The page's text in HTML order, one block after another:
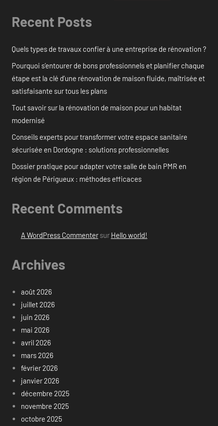
Recent Posts
Quels types de travaux confier à une entreprise de rénovation ?
Pourquoi s’entourer de bons professionnels et planifier chaque
étape est la clé d’une rénovation de maison fluide, maîtrisée et
satisfaisante sur tous les plans
Tout savoir sur la rénovation de maison pour un habitat
modernisé
Conseils experts pour transformer votre espace sanitaire
sécurisée en Dordogne : solutions professionnelles
Dossier pratique pour adapter votre salle de bain PMR en
région de Périgueux : méthodes efficaces
Recent Comments
A WordPress Commentersur Hello world!
Archives
août 2026
juillet 2026
juin 2026
mai 2026
avril 2026
mars 2026
février 2026
janvier 2026
décembre 2025
novembre 2025
octobre 2025